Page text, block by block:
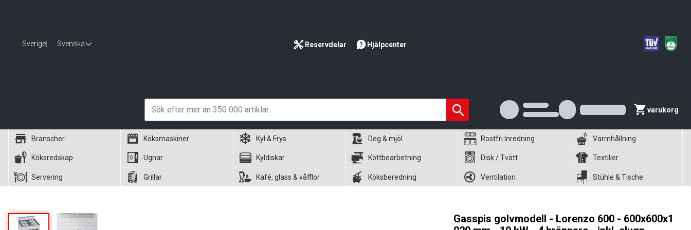
Sverige Svenska Reservdelar Hjälpcenter
varukorg
Branscher Köksmaskiner Kyl & Frys Deg & mjöl Rostfri Inredning Varmhållning
Köksredskap Ugnar Kyldiskar Köttbearbetning Disk / Tvätt Textilier
Servering Grillar Kafé, glass & våfflor Köksberedning Ventilation Stühle & Tische
Gasspis golvmodell - Lorenzo 600 - 600x600x1